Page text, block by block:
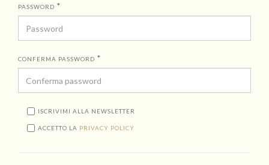
PASSWORD *
CONFERMA PASSWORD *
ISCRIVIMI ALLA NEWSLETTER
ACCETTO LA PRIVACY POLICY